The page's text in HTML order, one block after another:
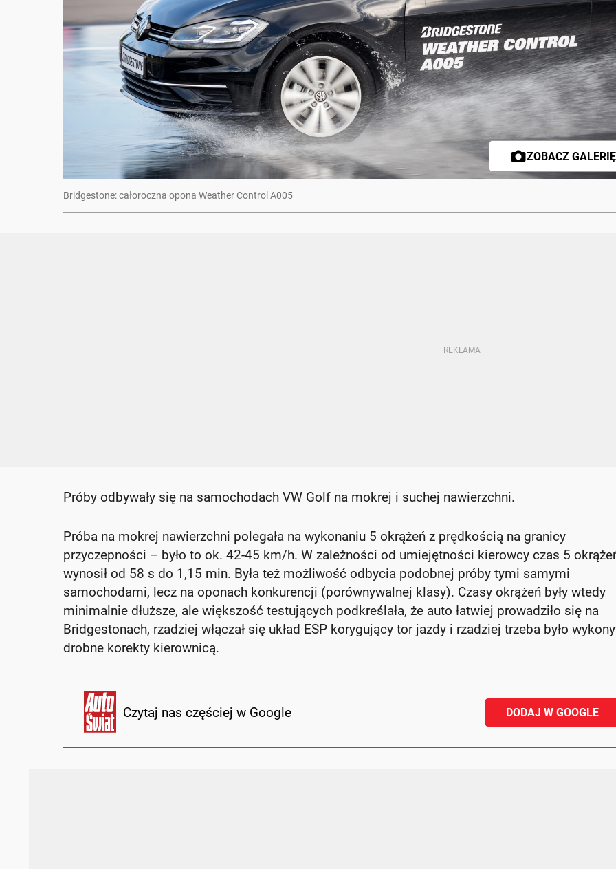
ZOBACZ
Bridgestone: całoroczna opona Weather Control A005
Próby odbywały się na samochodach VW Golf na mokrej i suchej nawierzchni.
Próba na mokrej nawierzchni polegała na wykonaniu 5 okrążeń z prędkością na granicy
przyczepności – było to ok. 42-45 km/h. W zależności od umiejętności kierowcy czas 5
wynosił od 58 s do 1,15 min. Była też możliwość odbycia podobnej próby tymi samymi
samochodami, lecz na oponach konkurencji (porównywalnej klasy). Czasy okrążeń były wtedy
minimalnie dłuższe, ale większość testujących podkreślała, że auto łatwiej prowadziło się na
Bridgestonach, rzadziej włączał się układ ESP korygujący tor jazdy i rzadziej trzeba było
drobne korekty kierownicą.
Czytaj nas częściej w Google DODAJ W GOOGLE